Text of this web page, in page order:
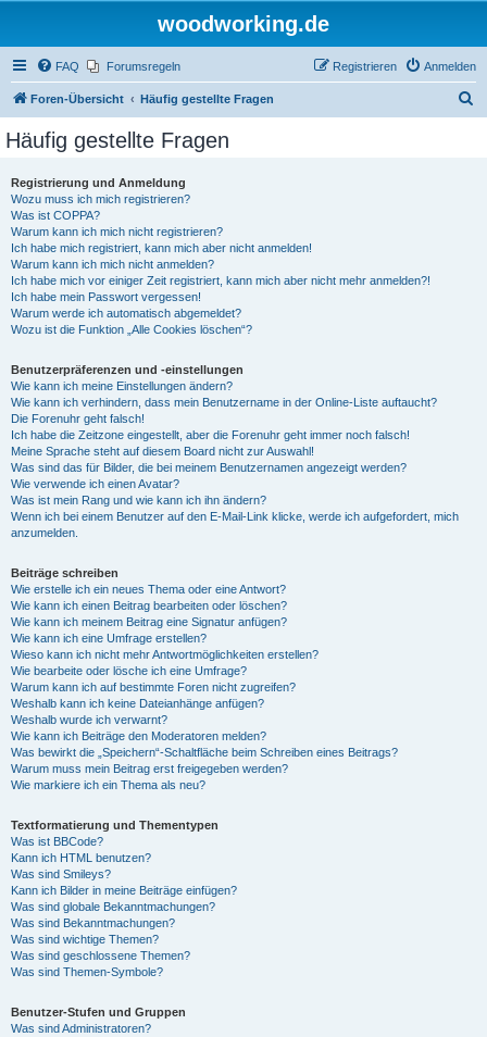
woodworking.de
FAQ Forumsregeln Anmelden
Registrieren
Foren-Übersicht Häufig gestellte Fragen
Häufig gestellte Fragen
Registrierung und Anmeldung
Wozu muss ich mich registrieren?
Was ist COPPA?
Warum kann ich mich nicht registrieren?
Ich habe mich registriert, kann mich aber nicht anmelden!
Warum kann ich mich nicht anmelden?
Ich habe mich vor einiger Zeit registriert, kann mich aber nicht mehr anmelden?!
Ich habe mein Passwort vergessen!
Warum werde ich automatisch abgemeldet?
Wozu ist die Funktion „Alle Cookies löschen“?
Benutzerpräferenzen und -einstellungen
Wie kann ich meine Einstellungen ändern?
Wie kann ich verhindern, dass mein Benutzername in der Online-Liste auftaucht?
Die Forenuhr geht falsch!
Ich habe die Zeitzone eingestellt, aber die Forenuhr geht immer noch falsch!
Meine Sprache steht auf diesem Board nicht zur Auswahl!
Was sind das für Bilder, die bei meinem Benutzernamen angezeigt werden?
Wie verwende ich einen Avatar?
Was ist mein Rang und wie kann ich ihn ändern?
Wenn ich bei einem Benutzer auf den E-Mail-Link klicke, werde ich aufgefordert, mich
anzumelden.
Beiträge schreiben
Wie erstelle ich ein neues Thema oder eine Antwort?
Wie kann ich einen Beitrag bearbeiten oder löschen?
Wie kann ich meinem Beitrag eine Signatur anfügen?
Wie kann ich eine Umfrage erstellen?
Wieso kann ich nicht mehr Antwortmöglichkeiten erstellen?
Wie bearbeite oder lösche ich eine Umfrage?
Warum kann ich auf bestimmte Foren nicht zugreifen?
Weshalb kann ich keine Dateianhänge anfügen?
Weshalb wurde ich verwarnt?
Wie kann ich Beiträge den Moderatoren melden?
Was bewirkt die „Speichern“-Schaltfläche beim Schreiben eines Beitrags?
Warum muss mein Beitrag erst freigegeben werden?
Wie markiere ich ein Thema als neu?
Textformatierung und Thementypen
Was ist BBCode?
Kann ich HTML benutzen?
Was sind Smileys?
Kann ich Bilder in meine Beiträge einfügen?
Was sind globale Bekanntmachungen?
Was sind Bekanntmachungen?
Was sind wichtige Themen?
Was sind geschlossene Themen?
Was sind Themen-Symbole?
Benutzer-Stufen und Gruppen
Was sind Administratoren?